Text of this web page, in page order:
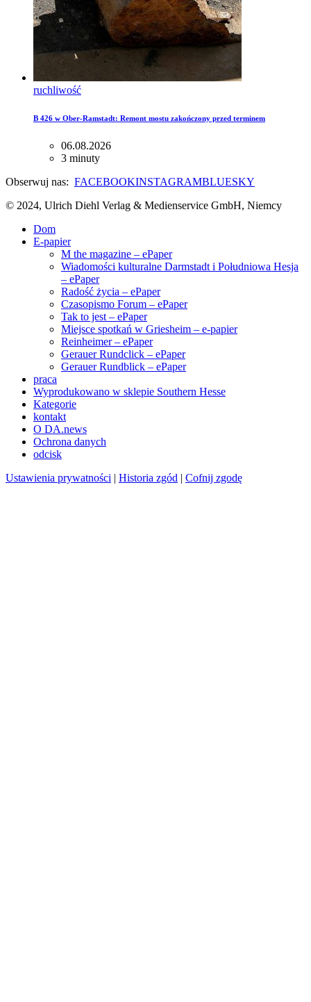
ruchliwość
B 426 w Ober-Ramstadt: Remont mostu zakończony przed terminem
06.08.2026
3 minuty
Obserwuj nas: FACEBOOKINSTAGRAMBLUESKY
© 2024, Ulrich Diehl Verlag & Medienservice GmbH, Niemcy
Dom
E-papier
M the magazine – ePaper
Wiadomości kulturalne Darmstadt i Południowa Hesja
– ePaper
Radość życia – ePaper
Czasopismo Forum – ePaper
Tak to jest – ePaper
Miejsce spotkań w Griesheim – e-papier
Reinheimer – ePaper
Gerauer Rundclick – ePaper
Gerauer Rundblick – ePaper
praca
Wyprodukowano w sklepie Southern Hesse
Kategorie
kontakt
O DA.news
Ochrona danych
odcisk
Ustawienia prywatności | Historia zgód | Cofnij zgodę